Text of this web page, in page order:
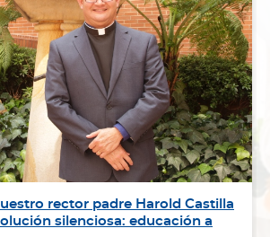
rector padre Harold Castilla
silenciosa: educación a